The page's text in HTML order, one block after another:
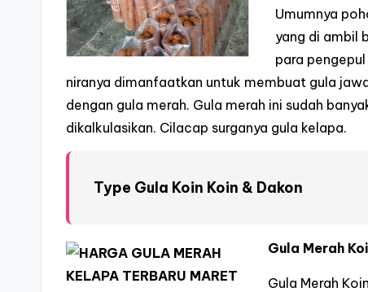
Umumnya
yang di ambil
para
niranya dimanfaatkan untuk membuat gula
dengan gula merah. Gula merah ini sudah
dikalkulasikan. Cilacap surganya gula kelapa.
Type Gula Koin Koin & Dakon
Gula Merah
Gula Merah